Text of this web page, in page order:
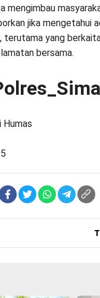
mengimbau
jika mengetahui
terutama yang
bersama.
Humas